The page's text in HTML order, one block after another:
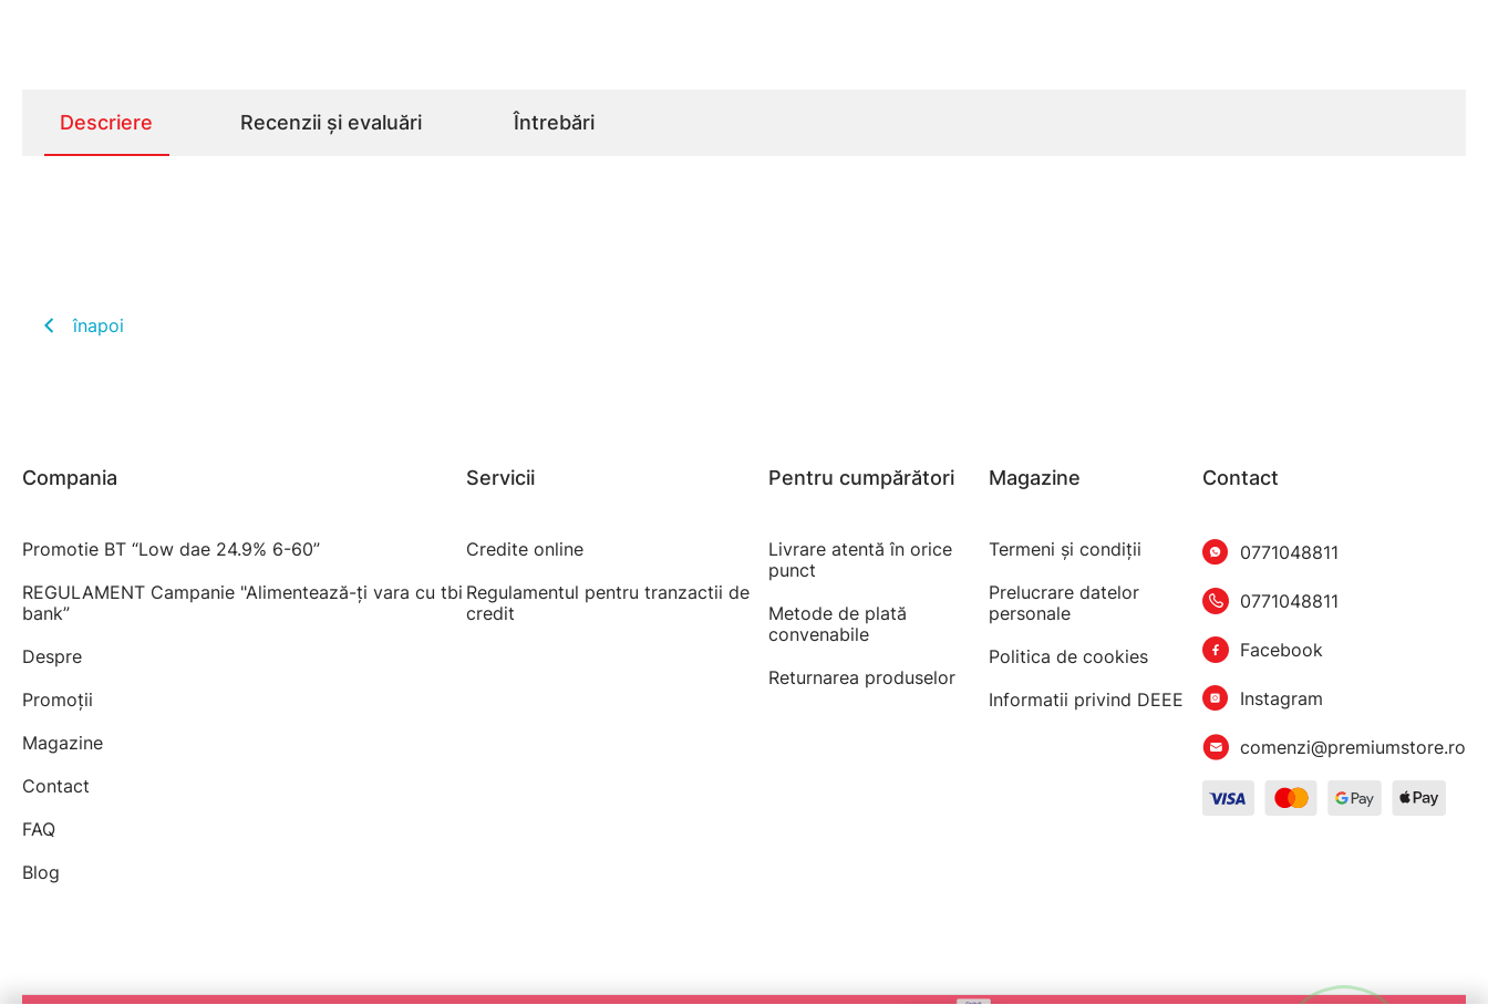
Descriere Recenzii și evaluări Întrebări
înapoi
Compania
Promotie BT “Low dae 24.9% 6-60”
REGULAMENT Campanie "Alimentează-ți vara cu tbi
bank”
Despre
Promoții
Magazine
Contact
FAQ
Blog
Servicii
Credite online
Regulamentul pentru tranzactii de
credit
Pentru cumpărători
Livrare atentă în orice
punct
Metode de plată
convenabile
Returnarea produselor
Magazine
Termeni şi condiţii
Prelucrare datelor
personale
Politica de cookies
Informatii privind DEEE
Contact
0771048811
0771048811
Facebook
Instagram
comenzi@premiumstore.ro